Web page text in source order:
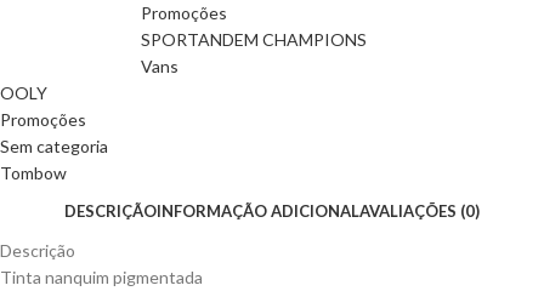
Promoções
SPORTANDEM CHAMPIONS
Vans
OOLY
Promoções
Sem categoria
Tombow
DESCRIÇÃOINFORMAÇÃO ADICIONALAVALIAÇÕES (0)
Descrição
Tinta nanquim pigmentada